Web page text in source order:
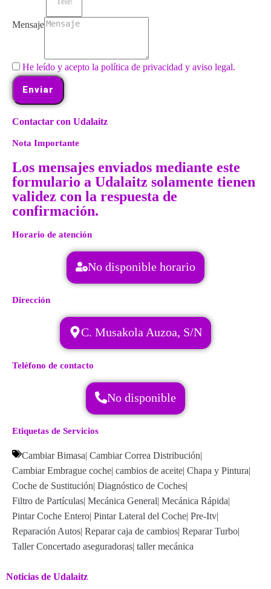
Mensaje
He leído y acepto la política de privacidad y aviso legal.
Enviar
Contactar con Udalaitz
Nota Importante
Los mensajes enviados mediante este
formulario a Udalaitz solamente tienen
validez con la respuesta de
confirmación.
Horario de atención
No disponible horario
Dirección
C. Musakola Auzoa, S/N
Teléfono de contacto
No disponible
Etiquetas de Servicios
Cambiar Bimasa| Cambiar Correa Distribución|
Cambiar Embrague coche| cambios de aceite| Chapa y Pintura|
Coche de Sustitución| Diagnóstico de Coches|
Filtro de Partículas| Mecánica General| Mecánica Rápida|
Pintar Coche Entero| Pintar Lateral del Coche| Pre-Itv|
Reparación Autos| Reparar caja de cambios| Reparar Turbo|
Taller Concertado aseguradoras| taller mecánica
Noticias de Udalaitz